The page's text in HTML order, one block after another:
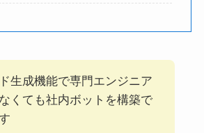
生成機能で専門エンジニア
くても社内ボットを構築で